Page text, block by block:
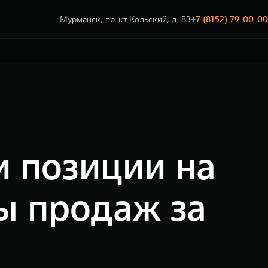
Мурманск, пр-кт Кольский, д. 83+7 (8152) 79-00-00
позиции на
продаж за